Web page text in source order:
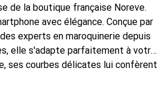
de la boutique française Noreve.
avec élégance. Conçue par
experts en maroquinerie depuis
elle s'adapte parfaitement à votre
ses courbes délicates lui confèrent
smartphone. Reconnu